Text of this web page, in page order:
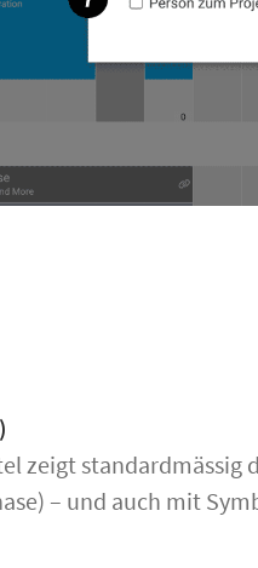
zeigt
– und auch mit